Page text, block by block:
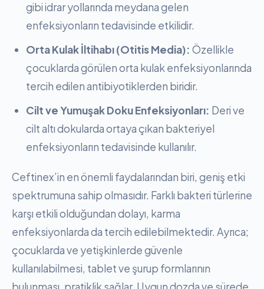
gibi idrar yollarında meydana gelen
enfeksiyonların tedavisinde etkilidir.
Orta Kulak İltihabı (Otitis Media): Özellikle
çocuklarda görülen orta kulak enfeksiyonlarında
tercih edilen antibiyotiklerden biridir.
Cilt ve Yumuşak Doku Enfeksiyonları: Deri ve
cilt altı dokularda ortaya çıkan bakteriyel
enfeksiyonların tedavisinde kullanılır.
Ceftinex’in en önemli faydalarından biri, geniş etki
spektrumuna sahip olmasıdır. Farklı bakteri türlerine
karşı etkili olduğundan dolayı, karma
enfeksiyonlarda da tercih edilebilmektedir. Ayrıca;
çocuklarda ve yetişkinlerde güvenle
kullanılabilmesi, tablet ve şurup formlarının